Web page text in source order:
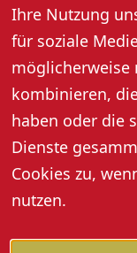
Ihre Nutzung
für soziale
kombinieren,
haben oder die
Dienste
Cookies zu,
nutzen.